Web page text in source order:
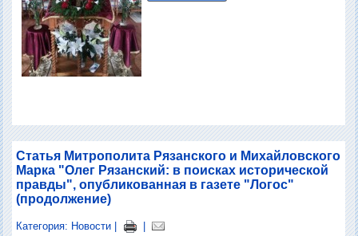
Статья Митрополита Рязанского и Михайловского
Марка "Олег Рязанский: в поисках исторической
правды", опубликованная в газете "Логос"
(продолжение)
Категория: Новости | |